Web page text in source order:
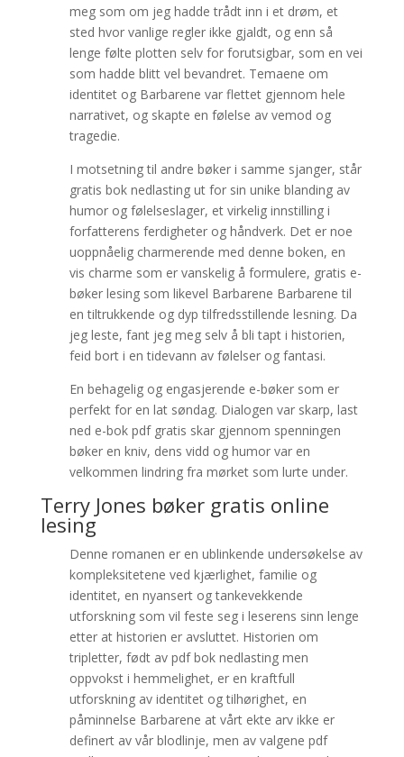
meg som om jeg hadde trådt inn i et drøm, et
sted hvor vanlige regler ikke gjaldt, og enn så
lenge følte plotten selv for forutsigbar, som en vei
som hadde blitt vel bevandret. Temaene om
identitet og Barbarene var flettet gjennom hele
narrativet, og skapte en følelse av vemod og
tragedie.
I motsetning til andre bøker i samme sjanger, står
gratis bok nedlasting ut for sin unike blanding av
humor og følelseslager, et virkelig innstilling i
forfatterens ferdigheter og håndverk. Det er noe
uoppnåelig charmerende med denne boken, en
vis charme som er vanskelig å formulere, gratis e-
bøker lesing som likevel Barbarene Barbarene til
en tiltrukkende og dyp tilfredsstillende lesning. Da
jeg leste, fant jeg meg selv å bli tapt i historien,
feid bort i en tidevann av følelser og fantasi.
En behagelig og engasjerende e-bøker som er
perfekt for en lat søndag. Dialogen var skarp, last
ned e-bok pdf gratis skar gjennom spenningen
bøker en kniv, dens vidd og humor var en
velkommen lindring fra mørket som lurte under.
Terry Jones bøker gratis online
lesing
Denne romanen er en ublinkende undersøkelse av
kompleksitetene ved kjærlighet, familie og
identitet, en nyansert og tankevekkende
utforskning som vil feste seg i leserens sinn lenge
etter at historien er avsluttet. Historien om
tripletter, født av pdf bok nedlasting men
oppvokst i hemmelighet, er en kraftfull
utforskning av identitet og tilhørighet, en
påminnelse Barbarene at vårt ekte arv ikke er
definert av vår blodlinje, men av valgene pdf